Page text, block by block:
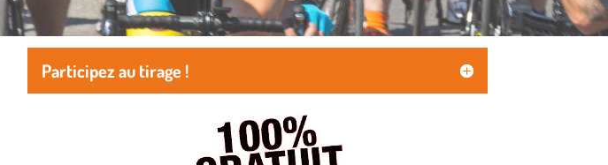
Participez au tirage !